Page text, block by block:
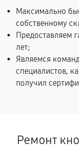
Максимально
собственному
Предоставляем
лет;
Являемся
специалистов,
получил
Ремонт